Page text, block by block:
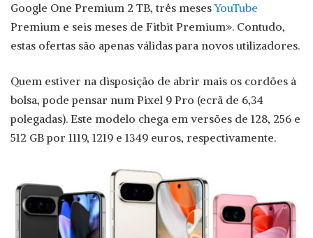
Google One Premium 2 TB, três mesesYouTube
Premium e seis meses de Fitbit Premium». Contudo,
estas ofertas são apenas válidas para novos utilizadores.
Quem estiver na disposição de abrir mais os cordões à
bolsa, pode pensar num Pixel 9 Pro (ecrã de 6,34
polegadas). Este modelo chega em versões de 128, 256 e
512 GB por 1119, 1219 e 1349 euros, respectivamente.